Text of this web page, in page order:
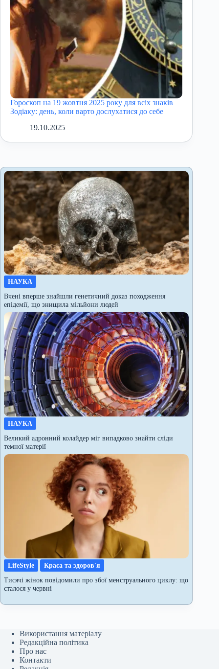
Гороскоп на 19 жовтня 2025 року для всіх знаків
Зодіаку: день, коли варто дослухатися до себе
19.10.2025
НАУКА
Вчені вперше знайшли генетичний доказ походження
епідемії, що знищила мільйони людей
НАУКА
Великий адронний колайдер міг випадково знайти сліди
темної матерії
LifeStyle
Краса та здоров'я
Тисячі жінок повідомили про збої менструального циклу: що
сталося у червні
Використання матеріалу
Редакційна політика
Про нас
Контакти